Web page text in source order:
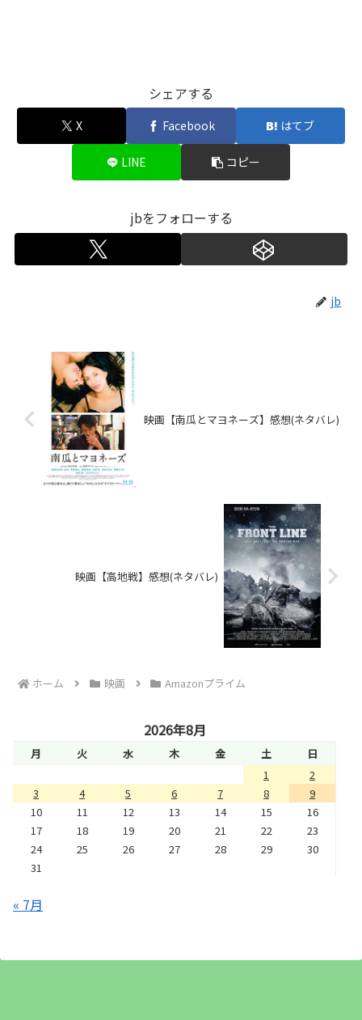
シェアする
X Facebook はてブ
LINE コピー
jbをフォローする
jb
映画【南瓜とマヨネーズ】感想(ネタバレ)
映画【高地戦】感想(ネタバレ)
ホーム 映画 Amazonプライム
2026年8月
月 火 水 木 金 土
日
1
2
3
4 5 6 7 8
9
10
11 12 13 14 15
16
17
18 19 20 21 22
23
24
25 26 27 28 29
30
31
« 7月